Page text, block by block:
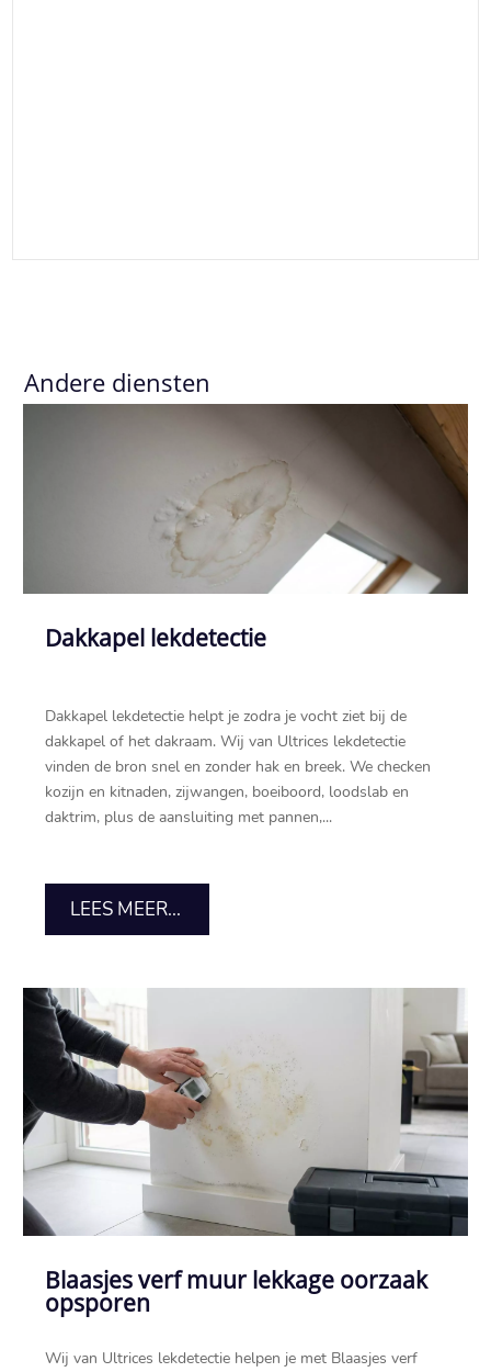
Andere diensten
Dakkapel lekdetectie
Dakkapel lekdetectie helpt je zodra je vocht ziet bij de
dakkapel of het dakraam.​ Wij van Ultrices lekdetectie
vinden de bron snel en zonder hak en breek.​ We checken
kozijn en kitnaden, zijwangen, boeiboord, loodslab en
daktrim, plus de aansluiting met pannen,...
LEES MEER...
Blaasjes verf muur lekkage oorzaak
opsporen
Wij van Ultrices lekdetectie helpen je met Blaasjes verf